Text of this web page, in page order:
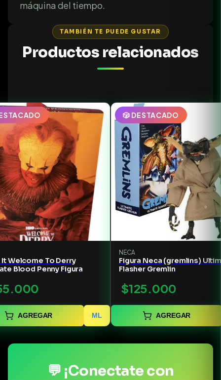
máquina del tiempo.
TAMBIÉN TE PUEDE GUSTAR
Productos relacionados
It Welcome To Derry
Blood Penny Figura
AGREGAR ML
🎲 DESTACADO
NECA
Figura Neca (gremlins)
Flasher Gremlin
$125.000
AGREGAR
💬 ¡Conectate con